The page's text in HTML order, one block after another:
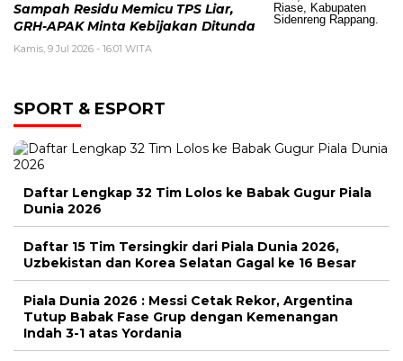
Sampah Residu Memicu TPS Liar,
GRH-APAK Minta Kebijakan Ditunda
Kamis, 9 Jul 2026 - 16:01 WITA
SPORT & ESPORT
Daftar Lengkap 32 Tim Lolos ke Babak Gugur Piala
Dunia 2026
Daftar 15 Tim Tersingkir dari Piala Dunia 2026,
Uzbekistan dan Korea Selatan Gagal ke 16 Besar
Piala Dunia 2026 : Messi Cetak Rekor, Argentina
Tutup Babak Fase Grup dengan Kemenangan
Indah 3-1 atas Yordania